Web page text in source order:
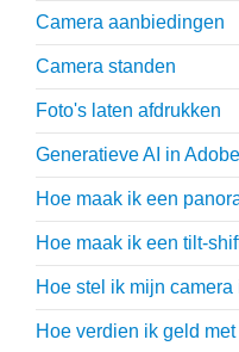
Camera aanbiedingen
Camera standen
Foto's laten afdrukken
Generatieve AI in
Hoe maak ik een
Hoe maak ik een tilt-
Hoe stel ik mijn
Hoe verdien ik geld